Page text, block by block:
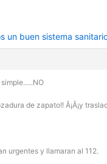
un buen sistema
simple…..NO
de zapato!! Â¡Â¡y
urgentes y llamaran al 112.